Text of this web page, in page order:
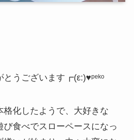
うございます┏(ε:)♥︎ᵖᵉᵏᵒ
格化したようで、大好きな
び食べでスローペースになっ